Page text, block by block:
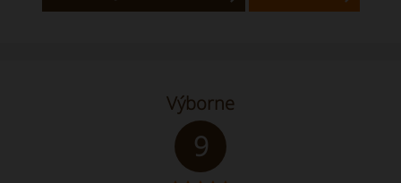
9
Výborne